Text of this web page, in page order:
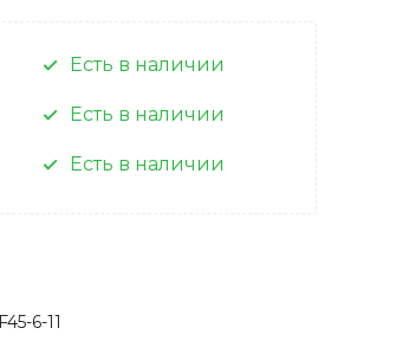
Есть в наличии
Есть в наличии
Есть в наличии
6-11